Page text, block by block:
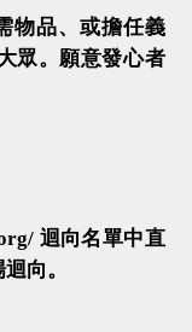
物品、或擔任義
眾。願意發心者
迴向名單中直
向。